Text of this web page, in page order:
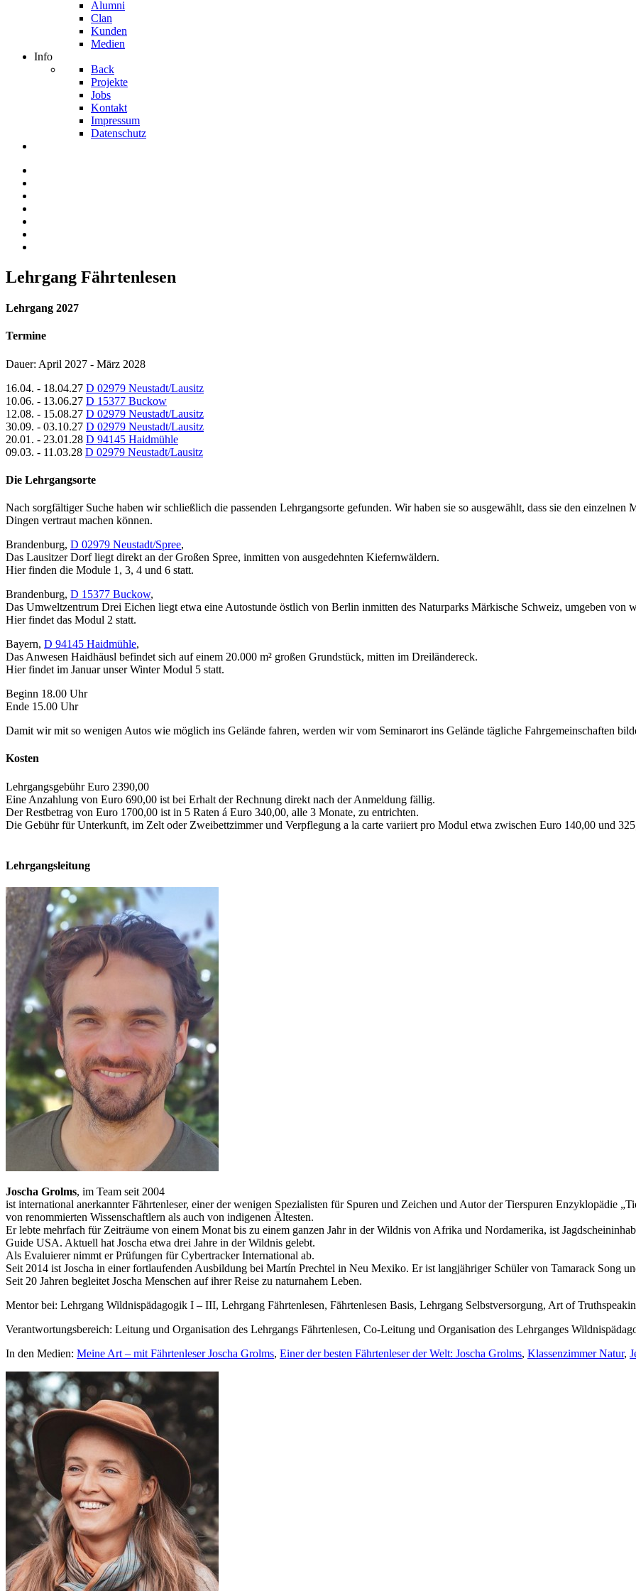
Alumni
Clan
Kunden
Medien
Info
Back
Projekte
Jobs
Kontakt
Impressum
Datenschutz
Lehrgang Fährtenlesen
Lehrgang 2027
Termine
Dauer: April 2027 - März 2028
16.04. - 18.04.27 D 02979 Neustadt/Lausitz
10.06. - 13.06.27 D 15377 Buckow
12.08. - 15.08.27 D 02979 Neustadt/Lausitz
30.09. - 03.10.27 D 02979 Neustadt/Lausitz
20.01. - 23.01.28 D 94145 Haidmühle
09.03. - 11.03.28 D 02979 Neustadt/Lausitz
Die Lehrgangsorte
Nach sorgfältiger Suche haben wir schließlich die passenden Lehrgangsorte gefunden. Wir haben sie so ausgewählt, dass sie den
Dingen vertraut machen können.
Brandenburg, D 02979 Neustadt/Spree,
Das Lausitzer Dorf liegt direkt an der Großen Spree, inmitten von ausgedehnten Kiefernwäldern.
Hier finden die Module 1, 3, 4 und 6 statt.
Brandenburg, D 15377 Buckow,
Das Umweltzentrum Drei Eichen liegt etwa eine Autostunde östlich von Berlin inmitten des Naturparks Märkische Schweiz, umgeben von
Hier findet das Modul 2 statt.
Bayern, D 94145 Haidmühle,
Das Anwesen Haidhäusl befindet sich auf einem 20.000 m² großen Grundstück, mitten im Dreiländereck.
Hier findet im Januar unser Winter Modul 5 statt.
Beginn 18.00 Uhr
Ende 15.00 Uhr
Damit wir mit so wenigen Autos wie möglich ins Gelände fahren, werden wir vom Seminarort ins Gelände tägliche Fahrgemeinschaften
Kosten
Lehrgangsgebühr Euro 2390,00
Eine Anzahlung von Euro 690,00 ist bei Erhalt der Rechnung direkt nach der Anmeldung fällig.
Der Restbetrag von Euro 1700,00 ist in 5 Raten á Euro 340,00, alle 3 Monate, zu entrichten.
Die Gebühr für Unterkunft, im Zelt oder Zweibettzimmer und Verpflegung a la carte variiert pro Modul etwa zwischen Euro 140,00 und
Lehrgangsleitung
Joscha Grolms, im Team seit 2004
ist international anerkannter Fährtenleser, einer der wenigen Spezialisten für Spuren und Zeichen und Autor der Tierspuren Enzyklopädie
von renommierten Wissenschaftlern als auch von indigenen Ältesten.
Er lebte mehrfach für Zeiträume von einem Monat bis zu einem ganzen Jahr in der Wildnis von Afrika und Nordamerika, ist
Guide USA. Aktuell hat Joscha etwa drei Jahre in der Wildnis gelebt.
Als Evaluierer nimmt er Prüfungen für Cybertracker International ab.
Seit 2014 ist Joscha in einer fortlaufenden Ausbildung bei Martín Prechtel in Neu Mexiko. Er ist langjähriger Schüler von Tamarack Song
Seit 20 Jahren begleitet Joscha Menschen auf ihrer Reise zu naturnahem Leben.
Mentor bei: Lehrgang Wildnispädagogik I – III, Lehrgang Fährtenlesen, Fährtenlesen Basis, Lehrgang Selbstversorgung, Art of
Verantwortungsbereich: Leitung und Organisation des Lehrgangs Fährtenlesen, Co-Leitung und Organisation des Lehrganges
In den Medien: Meine Art – mit Fährtenleser Joscha Grolms, Einer der besten Fährtenleser der Welt: Joscha Grolms, Klassenzimmer Natur,